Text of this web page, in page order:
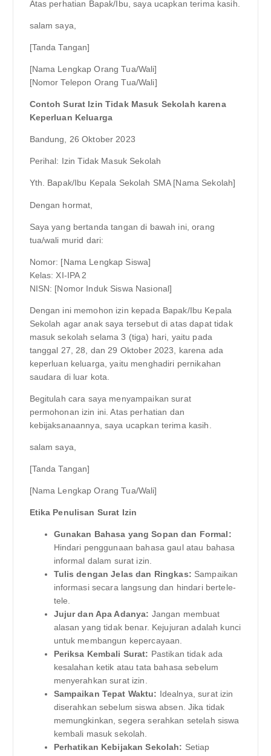
Atas perhatian Bapak/Ibu, saya ucapkan terima kasih.
salam saya,
[Tanda Tangan]
[Nama Lengkap Orang Tua/Wali]
[Nomor Telepon Orang Tua/Wali]
Contoh Surat Izin Tidak Masuk Sekolah karena
Keperluan Keluarga
Bandung, 26 Oktober 2023
Perihal: Izin Tidak Masuk Sekolah
Yth. Bapak/Ibu Kepala Sekolah SMA [Nama Sekolah]
Dengan hormat,
Saya yang bertanda tangan di bawah ini, orang
tua/wali murid dari:
Nomor: [Nama Lengkap Siswa]
Kelas: XI-IPA 2
NISN: [Nomor Induk Siswa Nasional]
Dengan ini memohon izin kepada Bapak/Ibu Kepala
Sekolah agar anak saya tersebut di atas dapat tidak
masuk sekolah selama 3 (tiga) hari, yaitu pada
tanggal 27, 28, dan 29 Oktober 2023, karena ada
keperluan keluarga, yaitu menghadiri pernikahan
saudara di luar kota.
Begitulah cara saya menyampaikan surat
permohonan izin ini. Atas perhatian dan
kebijaksanaannya, saya ucapkan terima kasih.
salam saya,
[Tanda Tangan]
[Nama Lengkap Orang Tua/Wali]
Etika Penulisan Surat Izin
Gunakan Bahasa yang Sopan dan Formal:
Hindari penggunaan bahasa gaul atau bahasa
informal dalam surat izin.
Tulis dengan Jelas dan Ringkas: Sampaikan
informasi secara langsung dan hindari bertele-
tele.
Jujur dan Apa Adanya: Jangan membuat
alasan yang tidak benar. Kejujuran adalah kunci
untuk membangun kepercayaan.
Periksa Kembali Surat: Pastikan tidak ada
kesalahan ketik atau tata bahasa sebelum
menyerahkan surat izin.
Sampaikan Tepat Waktu: Idealnya, surat izin
diserahkan sebelum siswa absen. Jika tidak
memungkinkan, segera serahkan setelah siswa
kembali masuk sekolah.
Perhatikan Kebijakan Sekolah: Setiap